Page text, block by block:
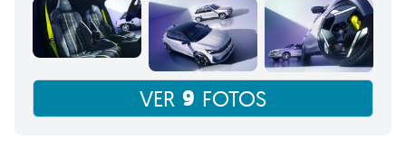
VER 9 FOTOS